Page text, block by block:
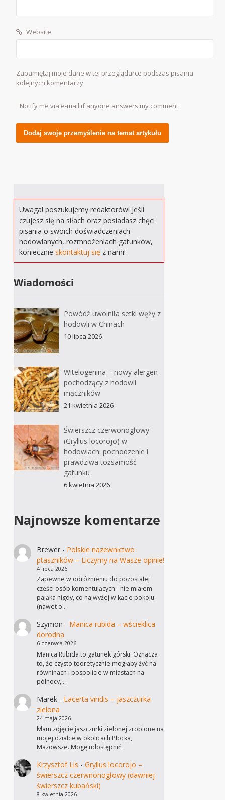
Website
Zapamiętaj moje dane w tej przeglądarce podczas pisania
kolejnych komentarzy.
Notify me via e-mail if anyone answers my comment.
Uwaga! poszukujemy redaktorów! Jeśli
czujesz się na siłach oraz posiadasz chęci
pisania o swoich doświadczeniach
hodowlanych, rozmnożeniach gatunków,
koniecznieskontaktuj się z nami!
Wiadomości
Powódź uwolniła setki węży z
hodowli w Chinach
10 lipca 2026
Witelogenina – nowy alergen
pochodzący z hodowli
mączników
21 kwietnia 2026
Świerszcz czerwonogłowy
(Gryllus locorojo) w
hodowlach: pochodzenie i
prawdziwa tożsamość
gatunku
6 kwietnia 2026
Najnowsze komentarze
Brewer- Polskie nazewnictwo
ptaszników – Liczymy na Wasze opinie!
4 lipca 2026
Zapewne w odróżnieniu do pozostałej
części osób komentujących - nie miałem
pająka nigdy, co najwyżej w kącie pokoju
(nawet o…
Szymon - Manica rubida – wścieklica
dorodna
6 czerwca 2026
Manica Rubida to gatunek górski. Oznacza
to, że czysto teoretycznie mogłaby żyć na
równinach i pospolicie w miastach na
północy,…
Marek- Lacerta viridis – jaszczurka
zielona
24 maja 2026
Mam zdjęcie jaszczurki zielonej zrobione na
mojej działce w okolicach Płocka,
Mazowsze. Mogę udostępnić.
Krzysztof Lis - Gryllus locorojo –
świerszcz czerwnonogłowy (dawniej
świerszcz kubański)
8 kwietnia 2026